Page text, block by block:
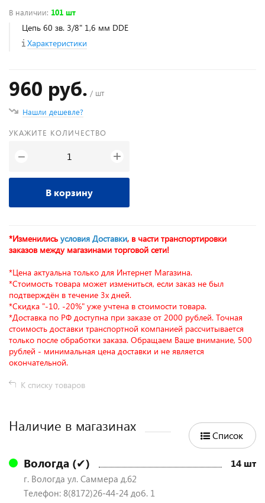
В наличии: 101 шт
Цепь 60 зв. 3/8" 1,6 мм DDE
Характеристики
960 руб. / шт
Нашли дешевле?
УКАЖИТЕ КОЛИЧЕСТВО
− +
В корзину
*Изменились условия Доставки, в части транспортировки
заказов между магазинами торговой сети!
*Цена актуальна только для Интернет Магазина.
*Стоимость товара может измениться, если заказ не был
подтверждён в течение 3х дней.
*Скидка "-10, -20%" уже учтена в стоимости товара.
*Доставка по РФ доступна при заказе от 2000 рублей. Точная
стоимость доставки транспортной компанией рассчитывается
только после обработки заказа. Обращаем Ваше внимание, 500
рублей - минимальная цена доставки и не является
окончательной.
К списку товаров
Наличие в магазинах
Список
Вологда (✔) 14 шт
г. Вологда ул. Саммера д.62
Телефон: 8(8172)26-44-24 доб. 1